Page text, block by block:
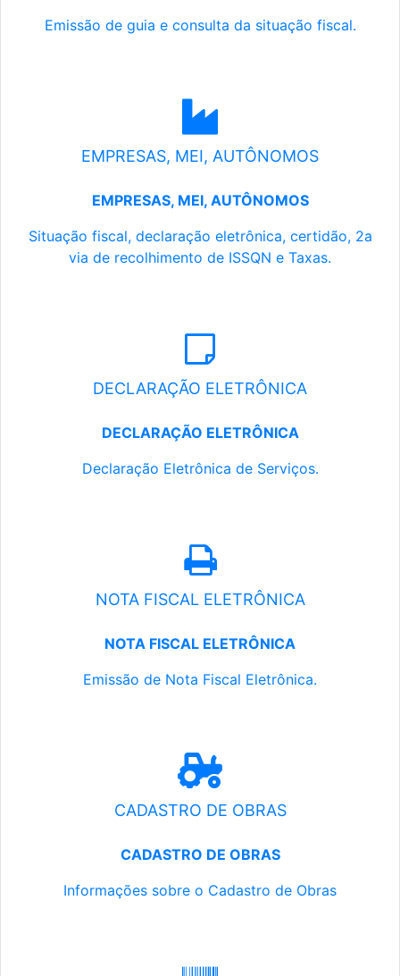
Emissão de guia e consulta da situação fiscal.
EMPRESAS, MEI, AUTÔNOMOS
EMPRESAS, MEI, AUTÔNOMOS
Situação fiscal, declaração eletrônica, certidão, 2a
via de recolhimento de ISSQN e Taxas.
DECLARAÇÃO ELETRÔNICA
DECLARAÇÃO ELETRÔNICA
Declaração Eletrônica de Serviços.
NOTA FISCAL ELETRÔNICA
NOTA FISCAL ELETRÔNICA
Emissão de Nota Fiscal Eletrônica.
CADASTRO DE OBRAS
CADASTRO DE OBRAS
Informações sobre o Cadastro de Obras